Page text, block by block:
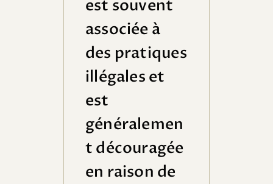
est souvent
associée à
des pratiques
illégales et
est
généralemen
t découragée
en raison de